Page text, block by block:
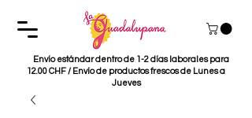
Envío estándar dentro de 1-2 días laborales para
12.00 CHF / Envío de productos frescos de Lunes a
Jueves